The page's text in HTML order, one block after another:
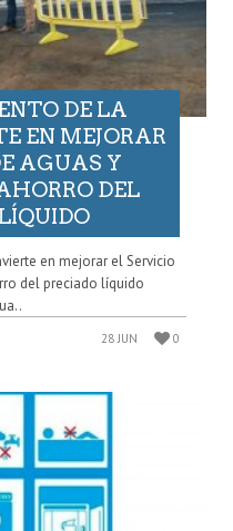
DE LA
EN MEJORAR
AGUAS Y
DEL
en mejorar el Servicio
del preciado líquido
28 JUN 0